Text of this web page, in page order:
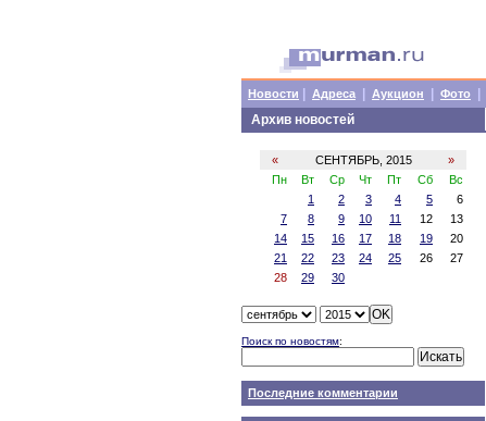
Новости Адреса Аукцион Фото
Архив новостей
« СЕНТЯБРЬ, 2015
»
Пн
Вт Ср Чт Пт Сб
Вс
1
2 3 4 5
6
7
8 9 10 11 12
13
14
15 16 17 18 19
20
21
22 23 24 25 26
27
28
29 30
Поиск по новостям:
Последние комментарии